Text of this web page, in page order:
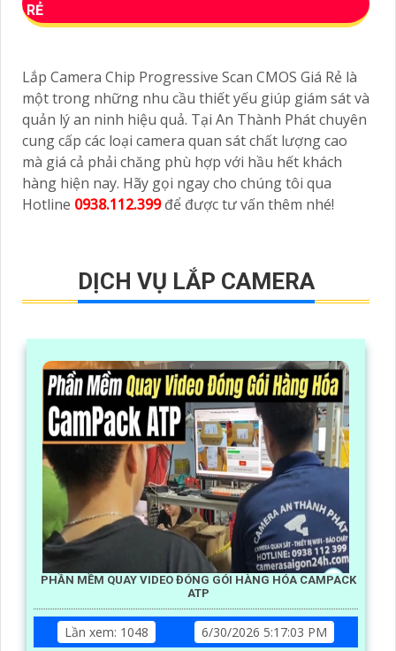
RẺ
Lắp Camera Chip Progressive Scan CMOS Giá Rẻ là
một trong những nhu cầu thiết yếu giúp giám sát và
quản lý an ninh hiệu quả. Tại An Thành Phát chuyên
cung cấp các loại camera quan sát chất lượng cao
mà giá cả phải chăng phù hợp với hầu hết khách
hàng hiện nay. Hãy gọi ngay cho chúng tôi qua
Hotline 0938.112.399để được tư vấn thêm nhé!
DỊCH VỤ LẮP CAMERA
PHẦN MỀM QUAY VIDEO ĐÓNG GÓI HÀNG HÓA CAMPACK
ATP
Lần xem: 1048
6/30/2026 5:17:03 PM